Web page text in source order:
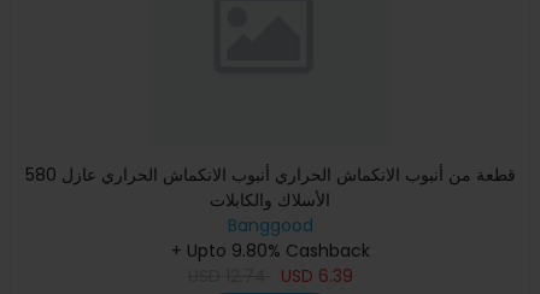
580 قطعة من أنبوب الانكماش الحراري أنبوب الانكماش الحراري عازل
الأسلاك والكابلات
Banggood
+ Upto 9.80% Cashback
USD 6.39